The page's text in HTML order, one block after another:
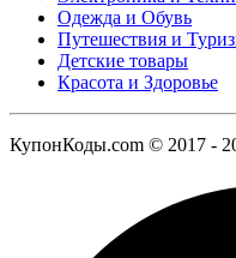
Одежда и Обувь
Путешествия и
Детские товары
Красота и Здоровье
КупонКоды.com © 2017 -